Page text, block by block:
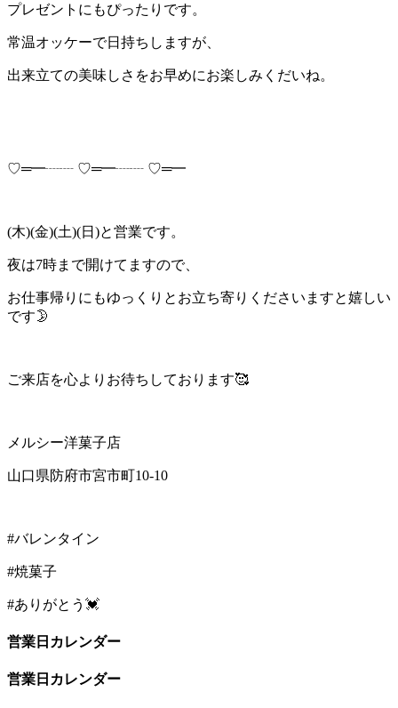
プレゼントにもぴったりです。
常温オッケーで日持ちしますが、
出来立ての美味しさをお早めにお楽しみくだいね。
♡═━┈┈ ♡═━┈┈ ♡═━
(木)(金)(土)(日)と営業です。
夜は7時まで開けてますので、
お仕事帰りにもゆっくりとお立ち寄りくださいますと嬉しい
です🌛
ご来店を心よりお待ちしております🥰
メルシー洋菓子店
山口県防府市宮市町10-10
#バレンタイン
#焼菓子
#ありがとう💓
営業日カレンダー
営業日カレンダー